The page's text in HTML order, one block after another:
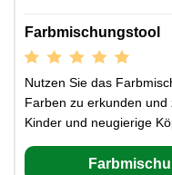
Farbmischungstool
Nutzen Sie das
Farben zu erkunden
Kinder und neugierige